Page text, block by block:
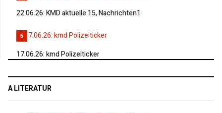
22.06.26: KMD aktuelle 15, Nachrichten1
5
17.06.26: kmd Polizeiticker
A LITERATUR